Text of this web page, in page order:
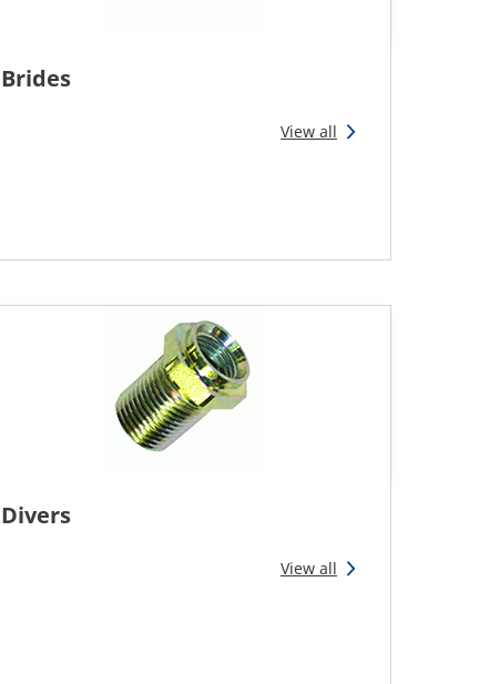
Brides
View all
Divers
View all